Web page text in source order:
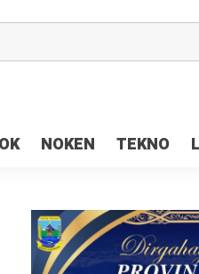
NOKEN TEKNO
Pemilu Ceria Tanah Papua
Kas Daerah Rp23 Miliar Disorot